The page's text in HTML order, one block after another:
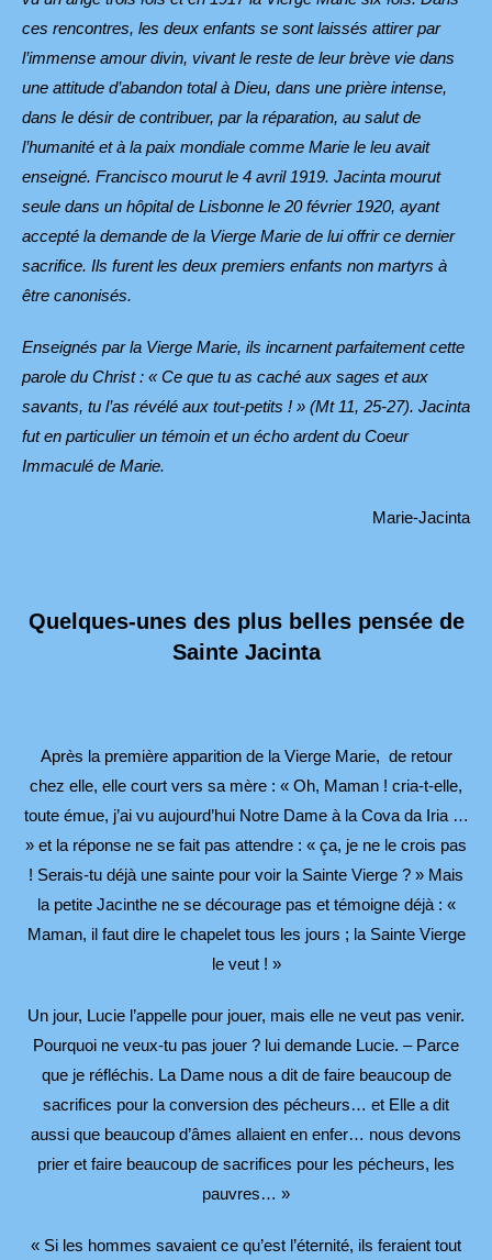
ces rencontres, les deux enfants se sont laissés attirer par
l’immense amour divin, vivant le reste de leur brève vie dans
une attitude d’abandon total à Dieu, dans une prière intense,
dans le désir de contribuer, par la réparation, au salut de
l’humanité et à la paix mondiale comme Marie le leu avait
enseigné. Francisco mourut le 4 avril 1919. Jacinta mourut
seule dans un hôpital de Lisbonne le 20 février 1920, ayant
accepté la demande de la Vierge Marie de lui offrir ce dernier
sacrifice. Ils furent les deux premiers enfants non martyrs à
être canonisés.
Enseignés par la Vierge Marie, ils incarnent parfaitement cette
parole du Christ : « Ce que tu as caché aux sages et aux
savants, tu l’as révélé aux tout-petits ! » (Mt 11, 25-27). Jacinta
fut en particulier un témoin et un écho ardent du Coeur
Immaculé de Marie.
Marie-Jacinta
Quelques-unes des plus belles pensée de
Sainte Jacinta
Après la première apparition de la Vierge Marie, de retour
chez elle, elle court vers sa mère : « Oh, Maman ! cria-t-elle,
toute émue, j’ai vu aujourd’hui Notre Dame à la Cova da Iria …
» et la réponse ne se fait pas attendre : « ça, je ne le crois pas
! Serais-tu déjà une sainte pour voir la Sainte Vierge ? » Mais
la petite Jacinthe ne se décourage pas et témoigne déjà : «
Maman, il faut dire le chapelet tous les jours ; la Sainte Vierge
le veut ! »
Un jour, Lucie l’appelle pour jouer, mais elle ne veut pas venir.
Pourquoi ne veux-tu pas jouer ? lui demande Lucie. – Parce
que je réfléchis. La Dame nous a dit de faire beaucoup de
sacrifices pour la conversion des pécheurs… et Elle a dit
aussi que beaucoup d’âmes allaient en enfer… nous devons
prier et faire beaucoup de sacrifices pour les pécheurs, les
pauvres… »
« Si les hommes savaient ce qu’est l’éternité, ils feraient tout